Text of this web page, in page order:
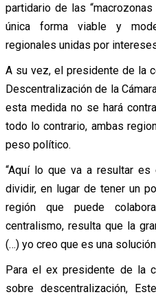
partidario de las
única forma viable y
regionales unidas por
A su vez, el presidente de la
Descentralización de la
esta medida no se hará
todo lo contrario, ambas
peso político.
“Aquí lo que va a resultar
dividir, en lugar de tener un
región que puede
centralismo, resulta que la
(…) yo creo que es una
Para el ex presidente de la
sobre descentralización,